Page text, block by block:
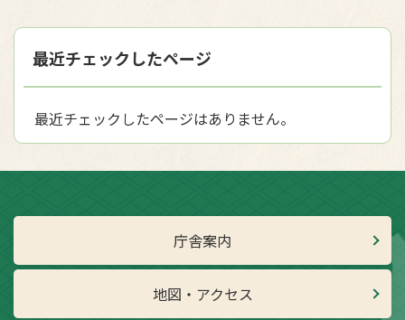
最近チェックしたページ
最近チェックしたページはありません。
庁舎案内
地図・アクセス